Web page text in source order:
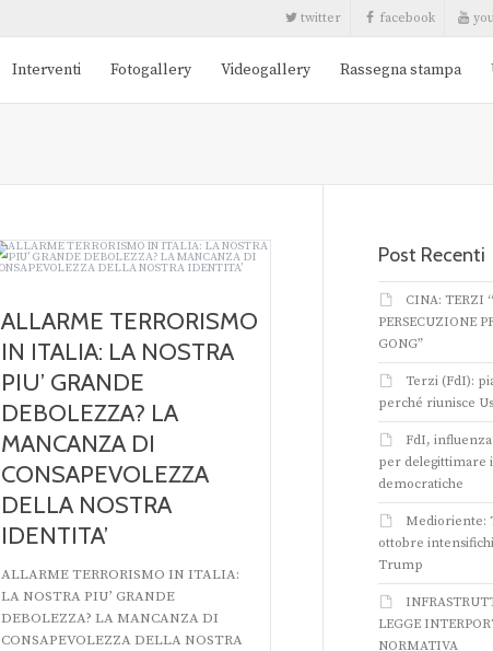
twitter facebook
Interventi Fotogallery Videogallery Rassegna stampa
ALLARME TERRORISMO
IN ITALIA: LA NOSTRA
PIU’ GRANDE
DEBOLEZZA? LA
MANCANZA DI
CONSAPEVOLEZZA
DELLA NOSTRA
IDENTITA’
ALLARME TERRORISMO IN ITALIA:
LA NOSTRA PIU’ GRANDE
DEBOLEZZA? LA MANCANZA DI
CONSAPEVOLEZZA DELLA NOSTRA
Post Recenti
CINA: TERZI
PERSECUZIONE
GONG”
Terzi (FdI):
perché riunisce
FdI,
per delegittimare
democratiche
Medioriente:
ottobre
Trump
LEGGE
NORMATIVA